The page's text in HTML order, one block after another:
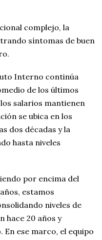
complejo, la
síntomas de buen
Interno continúa
de los últimos
salarios mantienen
se ubica en los
dos décadas y la
hasta niveles
por encima del
estamos
niveles de
hace 20 años y
En ese marco, el equipo